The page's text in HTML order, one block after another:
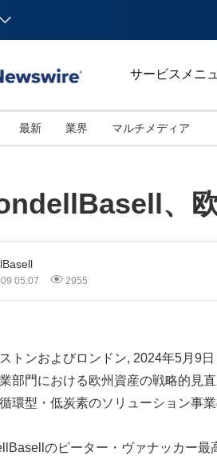
サービスメニ
最新 業界 マルチメディア
、
05:07 2955
トンおよびロンドン, 2024年5月9日
部門における欧州資産の戦略的見
環型・低炭素のソリューション事
のピーター・ヴァナッカー